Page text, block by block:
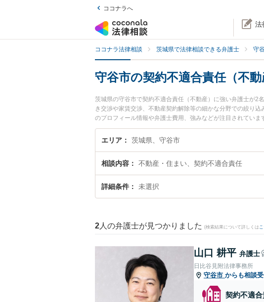
ココナラへ
法
ココナラ法律相談 茨城県で法律相談できる弁護士 守
守谷市の契約不適合責任（不
茨城県の守谷市で契約不適合責任（不動産）に強い弁護士が2
き交渉や家賃交渉、不動産契約解除等の細かな分野での絞り
のプロフィール情報や弁護士費用、強みなどが注目されてい
不適合責任（不動産）のトラブル解決の実績豊富な近くの弁
い』などでお困りの相談者さんにおすすめです。
エリア 茨城県、守谷市
相談内容 不動産・住まい、契約不適合責任
詳細条件 未選択
2 人の弁護士が見つかりました (検索結果について詳しくは
山口 耕平 弁護士
日比谷見附法律事務所
守谷市 からも相談
契約不適合